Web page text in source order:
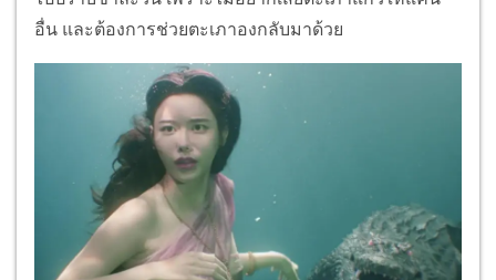
อื่น และต้องการช่วยตะเภาองกลับมาด้วย